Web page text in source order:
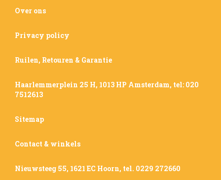
Over ons
Privacy policy
Ruilen, Retouren & Garantie
Haarlemmerplein 25 H, 1013 HP Amsterdam, tel: 020
7512613
Sitemap
Contact & winkels
Nieuwsteeg 55, 1621 EC Hoorn, tel. 0229 272660